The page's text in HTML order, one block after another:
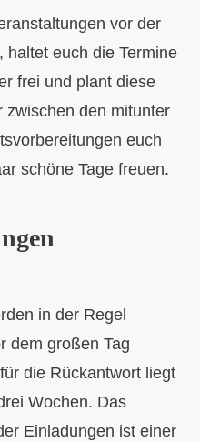
vor der
haltet euch die Termine
frei und plant diese
zwischen den mitunter
euch
schöne Tage freuen.
in der Regel
dem großen Tag
die Rückantwort liegt
Wochen. Das
Einladungen ist einer